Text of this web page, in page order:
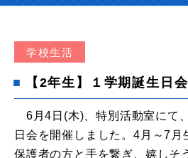
学校生活
【2年生】１学期誕生日会
6月4日(木)、特別活動室にて
日会を開催しました。4月～7月
保護者の方と手を繋ぎ、嬉しそ